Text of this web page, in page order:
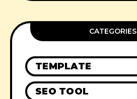
CATEGORIES
TEMPLATE
SEO TOOL